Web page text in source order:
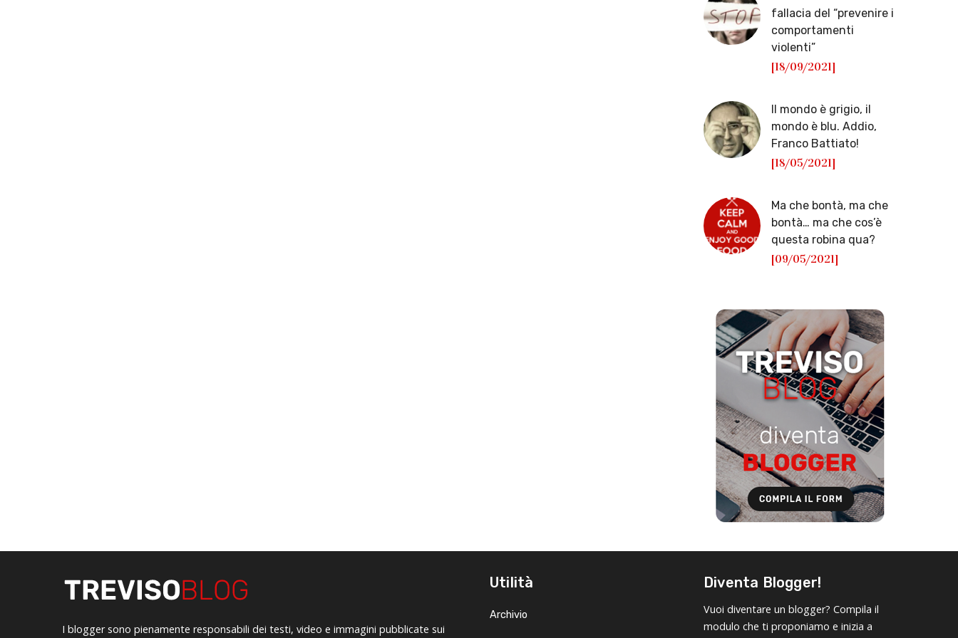
fallacia del “prevenire i
comportamenti
violenti”
[18/09/2021]
Il mondo è grigio, il
mondo è blu. Addio,
Franco Battiato!
[18/05/2021]
Ma che bontà, ma che
bontà… ma che cos’è
questa robina qua?
[09/05/2021]
I blogger sono pienamente responsabili dei testi, video e immagini pubblicate sui
Utilità
Archivio
Diventa Blogger!
Vuoi diventare un blogger? Compila il
modulo che ti proponiamo e inizia a